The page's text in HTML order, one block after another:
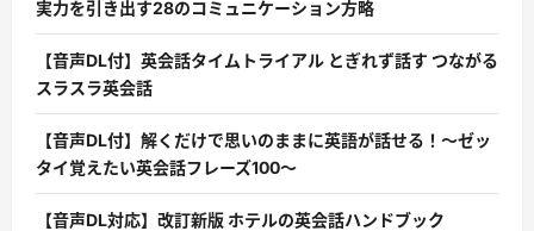
実力を引き出す28のコミュニケーション方略
【音声DL付】英会話タイムトライアル とぎれず話す つながる
スラスラ英会話
【音声DL付】解くだけで思いのままに英語が話せる！〜ゼッ
タイ覚えたい英会話フレーズ100〜
【音声DL対応】改訂新版 ホテルの英会話ハンドブック